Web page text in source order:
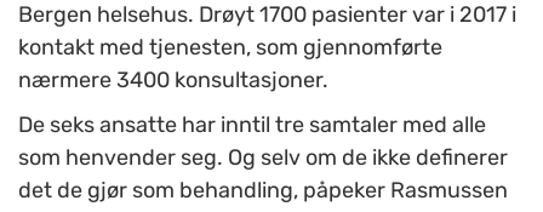
Bergen helsehus. Drøyt 1700 pasienter var i 2017 i
kontakt med tjenesten, som gjennomførte
nærmere 3400 konsultasjoner.
De seks ansatte har inntil tre samtaler med alle
som henvender seg. Og selv om de ikke definerer
det de gjør som behandling, påpeker Rasmussen